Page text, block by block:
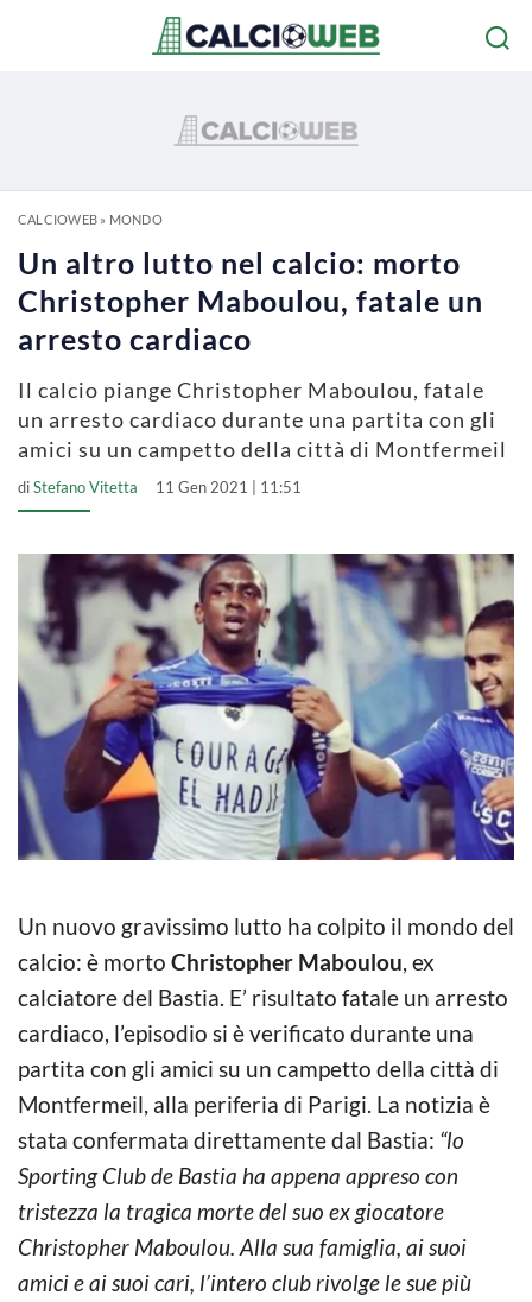
CALCIOWEB» MONDO
Un altro lutto nel calcio: morto
Christopher Maboulou, fatale un
arresto cardiaco
Il calcio piange Christopher Maboulou, fatale
un arresto cardiaco durante una partita con gli
amici su un campetto della città di Montfermeil
diStefano Vitetta 11 Gen 2021 | 11:51
Un nuovo gravissimo lutto ha colpito il mondo del
calcio: è morto Christopher Maboulou, ex
calciatore del Bastia. E’ risultato fatale un arresto
cardiaco, l’episodio si è verificato durante una
partita con gli amici su un campetto della città di
Montfermeil, alla periferia di Parigi. La notizia è
stata confermata direttamente dal Bastia: “lo
Sporting Club de Bastia ha appena appreso con
tristezza la tragica morte del suo ex giocatore
Christopher Maboulou. Alla sua famiglia, ai suoi
amici e ai suoi cari, l’intero club rivolge le sue più